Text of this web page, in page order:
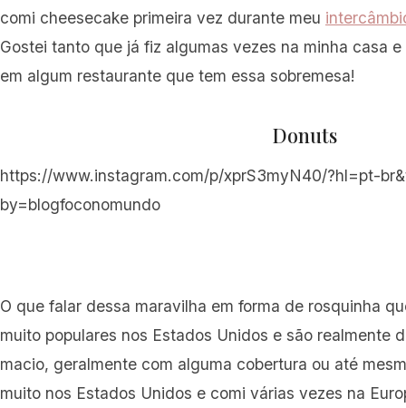
comi cheesecake primeira vez durante meu
Gostei tanto que já fiz algumas vezes na minha casa
em algum restaurante que tem essa sobremesa!
Donuts
https://www.instagram.com/p/xprS3myN40/?hl=pt-
by=blogfoconomundo
O que falar dessa maravilha em forma de rosquinha
muito populares nos Estados Unidos e são realmente
macio, geralmente com alguma cobertura ou até
muito nos Estados Unidos e comi várias vezes na